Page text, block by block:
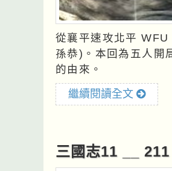
從襄平速攻北平
孫恭)。本回為五人開
的由來。
繼續閱讀全文
三國志11 __